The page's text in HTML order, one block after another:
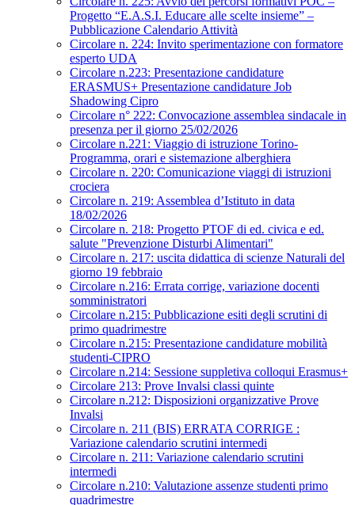
Progetto “E.A.S.I. Educare alle scelte insieme” –
Pubblicazione Calendario Attività
Circolare n. 224: Invito sperimentazione con formatore
esperto UDA
Circolare n.223: Presentazione candidature
ERASMUS+ Presentazione candidature Job
Shadowing Cipro
Circolare n° 222: Convocazione assemblea sindacale in
presenza per il giorno 25/02/2026
Circolare n.221: Viaggio di istruzione Torino-
Programma, orari e sistemazione alberghiera
Circolare n. 220: Comunicazione viaggi di istruzioni
crociera
Circolare n. 219: Assemblea d’Istituto in data
18/02/2026
Circolare n. 218: Progetto PTOF di ed. civica e ed.
salute "Prevenzione Disturbi Alimentari"
Circolare n. 217: uscita didattica di scienze Naturali del
giorno 19 febbraio
Circolare n.216: Errata corrige, variazione docenti
somministratori
Circolare n.215: Pubblicazione esiti degli scrutini di
primo quadrimestre
Circolare n.215: Presentazione candidature mobilità
studenti-CIPRO
Circolare n.214: Sessione suppletiva colloqui Erasmus+
Circolare 213: Prove Invalsi classi quinte
Circolare n.212: Disposizioni organizzative Prove
Invalsi
Circolare n. 211 (BIS) ERRATA CORRIGE :
Variazione calendario scrutini intermedi
Circolare n. 211: Variazione calendario scrutini
intermedi
Circolare n.210: Valutazione assenze studenti primo
quadrimestre